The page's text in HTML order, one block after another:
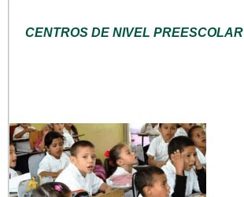
CENTROS DE NIVEL PREESCOLAR